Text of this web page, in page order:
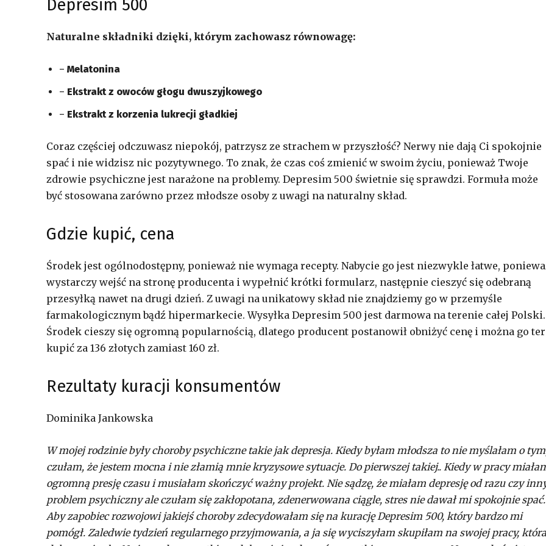
Depresim 500
Naturalne składniki dzięki, którym zachowasz równowagę:
– Melatonina
– Ekstrakt z owoców głogu dwuszyjkowego
– Ekstrakt z korzenia lukrecji gładkiej
Coraz częściej odczuwasz niepokój, patrzysz ze strachem w przyszłość? Nerwy nie dają Ci spokojnie
spać i nie widzisz nic pozytywnego. To znak, że czas coś zmienić w swoim życiu, ponieważ Twoje
zdrowie psychiczne jest narażone na problemy. Depresim 500 świetnie się sprawdzi. Formuła może
być stosowana zarówno przez młodsze osoby z uwagi na naturalny skład.
Gdzie kupić, cena
Środek jest ogólnodostępny, ponieważ nie wymaga recepty. Nabycie go jest niezwykle łatwe,
wystarczy wejść na stronę producenta i wypełnić krótki formularz, następnie cieszyć się odebraną
przesyłką nawet na drugi dzień. Z uwagi na unikatowy skład nie znajdziemy go w przemyśle
farmakologicznym bądź hipermarkecie. Wysyłka Depresim 500 jest darmowa na terenie całej Polski.
Środek cieszy się ogromną popularnością, dlatego producent postanowił obniżyć cenę i można go
kupić za 136 złotych zamiast 160 zł.
Rezultaty kuracji konsumentów
Dominika Jankowska
W mojej rodzinie były choroby psychiczne takie jak depresja. Kiedy byłam młodsza to nie myślałam o
czułam, że jestem mocna i nie złamią mnie kryzysowe sytuacje. Do pierwszej takiej.. Kiedy w pracy
ogromną presję czasu i musiałam skończyć ważny projekt. Nie sądzę, że miałam depresję od razu czy
problem psychiczny ale czułam się zakłopotana, zdenerwowana ciągle, stres nie dawał mi spokojnie spać.
Aby zapobiec rozwojowi jakiejś choroby zdecydowałam się na kurację Depresim 500, który bardzo mi
pomógł. Zaledwie tydzień regularnego przyjmowania, a ja się wyciszyłam skupiłam na swojej pracy, która